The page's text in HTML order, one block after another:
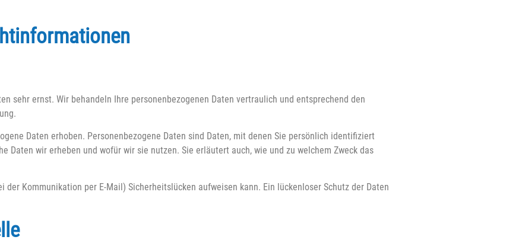
sehr ernst. Wir behandeln Ihre personenbezogenen Daten vertraulich und entsprechend den
Daten erhoben. Personenbezogene Daten sind Daten, mit denen Sie persönlich identifiziert
Daten wir erheben und wofür wir sie nutzen. Sie erläutert auch, wie und zu welchem Zweck das
Kommunikation per E-Mail) Sicherheitslücken aufweisen kann. Ein lückenloser Schutz der Daten